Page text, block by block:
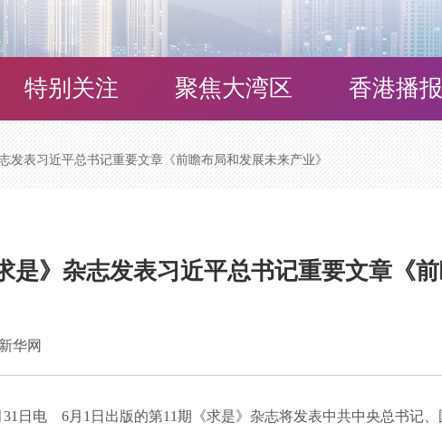
特别关注 聚焦大湾区 香港播报
发表习近平总书记重要文章《前瞻布局和发展未来产业》
是》杂志发表习近平总书记重要文章《
华网
电 6月1日出版的第11期《求是》杂志将发表中共中央总书记、